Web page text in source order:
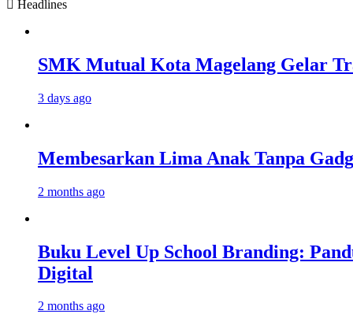
Headlines
SMK Mutual Kota Magelang Gelar
3 days ago
Membesarkan Lima Anak Tanpa
2 months ago
Buku Level Up School Branding:
Digital
2 months ago